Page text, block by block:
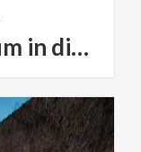
Lombardei: 5 Ziele, um in die Natur einzutauchen